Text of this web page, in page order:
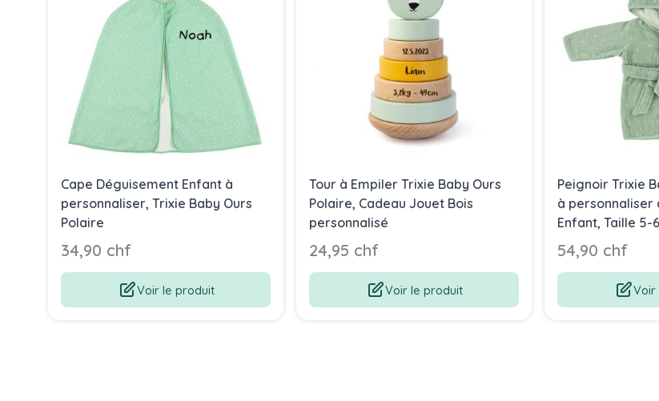
Cape Déguisement Enfant à
personnaliser, Trixie Baby Ours
Polaire
34,90 chf
Voir le produit
Tour à Empiler Trixie Baby Ours
Polaire, Cadeau Jouet Bois
personnalisé
24,95 chf
Voir le produit
Peignoir Trixie
à personnaliser
Enfant, Taille 5-
54,90 chf
Voir